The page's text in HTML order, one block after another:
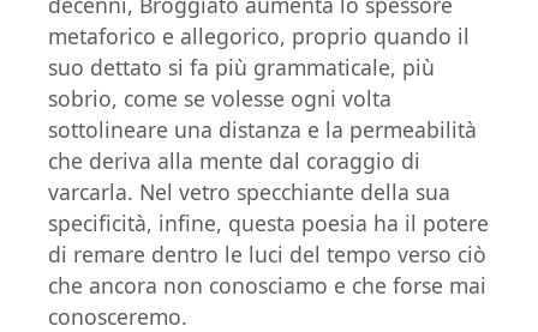
metaforico e allegorico, proprio quando il
suo dettato si fa più grammaticale, più
sobrio, come se volesse ogni volta
sottolineare una distanza e la permeabilità
che deriva alla mente dal coraggio di
varcarla. Nel vetro specchiante della sua
specificità, infine, questa poesia ha il potere
di remare dentro le luci del tempo verso ciò
che ancora non conosciamo e che forse mai
conosceremo.